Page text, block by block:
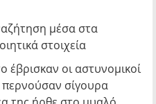
μέσα στα
στοιχεία
έβρισκαν οι αστυνομικοί
σίγουρα